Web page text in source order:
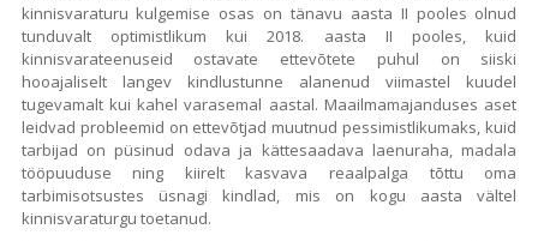
kinnisvaraturu kulgemise osas on tänavu aasta II pooles olnud
tunduvalt optimistlikum kui 2018. aasta II pooles, kuid
kinnisvarateenuseid ostavate ettevõtete puhul on siiski
hooajaliselt langev kindlustunne alanenud viimastel kuudel
tugevamalt kui kahel varasemal aastal. Maailmamajanduses aset
leidvad probleemid on ettevõtjad muutnud pessimistlikumaks, kuid
tarbijad on püsinud odava ja kättesaadava laenuraha, madala
tööpuuduse ning kiirelt kasvava reaalpalga tõttu oma
tarbimisotsustes üsnagi kindlad, mis on kogu aasta vältel
kinnisvaraturgu toetanud.